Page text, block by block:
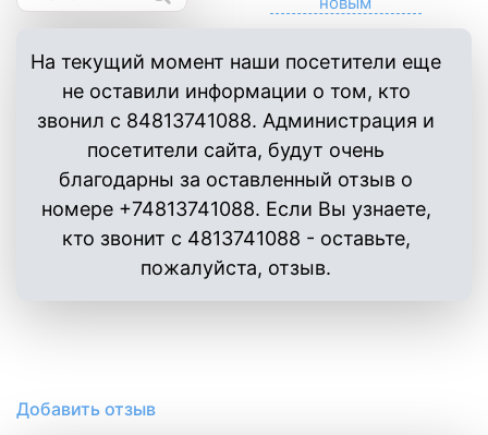
На текущий момент наши посетители еще
не оставили информации о том, кто
звонил с 84813741088. Администрация и
посетители сайта, будут очень
благодарны за оставленный отзыв о
номере +74813741088. Если Вы узнаете,
кто звонит с 4813741088 - оставьте,
пожалуйста, отзыв.
Добавить отзыв